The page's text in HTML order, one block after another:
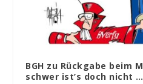
BGH zu Rückgabe beim
schwer ist’s doch nicht …